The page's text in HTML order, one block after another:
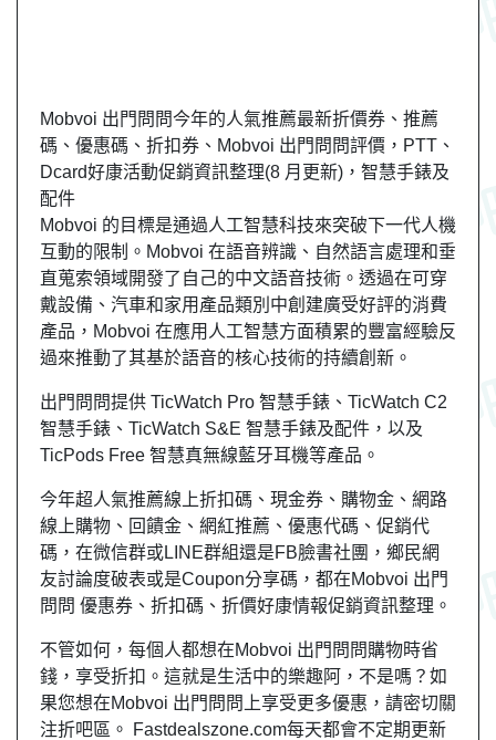
Mobvoi 出門問問今年的人氣推薦最新折價券、推薦
碼、優惠碼、折扣券、Mobvoi 出門問問評價，PTT、
Dcard好康活動促銷資訊整理(8 月更新)，智慧手錶及
配件
Mobvoi 的目標是通過人工智慧科技來突破下一代人機
互動的限制。Mobvoi 在語音辨識、自然語言處理和垂
直蒐索領域開發了自己的中文語音技術。透過在可穿
戴設備、汽車和家用產品類別中創建廣受好評的消費
產品，Mobvoi 在應用人工智慧方面積累的豐富經驗反
過來推動了其基於語音的核心技術的持續創新。
出門問問提供 TicWatch Pro 智慧手錶、TicWatch C2
智慧手錶、TicWatch S&E 智慧手錶及配件，以及
TicPods Free 智慧真無線藍牙耳機等產品。
今年超人氣推薦線上折扣碼、現金券、購物金、網路
線上購物、回饋金、網紅推薦、優惠代碼、促銷代
碼，在微信群或LINE群組還是FB臉書社團， 鄉民網
友討論度破表或是Coupon分享碼，都在Mobvoi 出門
問問 優惠券、折扣碼、折價好康情報促銷資訊整理。
不管如何，每個人都想在Mobvoi 出門問問購物時省
錢，享受折扣。這就是生活中的樂趣阿，不是嗎？如
果您想在Mobvoi 出門問問上享受更多優惠，請密切關
注折吧區。 Fastdealszone.com每天都會不定期更新